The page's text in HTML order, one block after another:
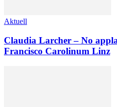
Aktuell
Claudia Larcher – No
Francisco Carolinum Linz